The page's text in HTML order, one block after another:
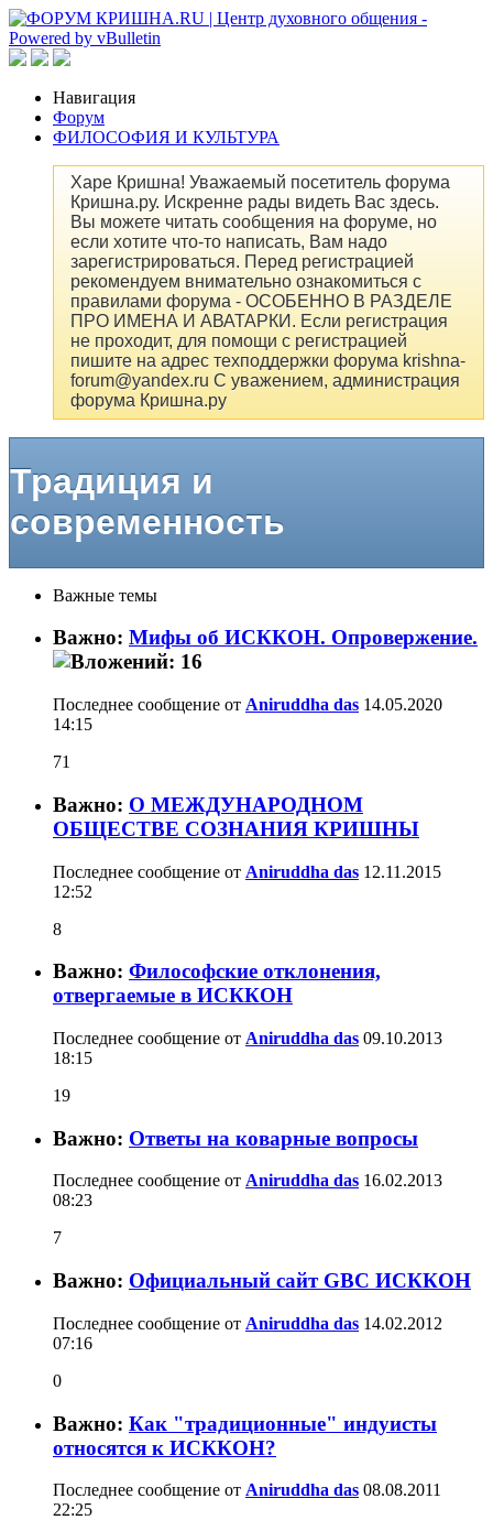
Навигация
Форум
ФИЛОСОФИЯ И КУЛЬТУРА
Харе Кришна! Уважаемый посетитель форума
Кришна.ру. Искренне рады видеть Вас здесь.
Вы можете читать сообщения на форуме, но
если хотите что-то написать, Вам надо
зарегистрироваться. Перед регистрацией
рекомендуем внимательно ознакомиться с
правилами форума - ОСОБЕННО В РАЗДЕЛЕ
ПРО ИМЕНА И АВАТАРКИ. Если регистрация
не проходит, для помощи с регистрацией
пишите на адрес техподдержки форума krishna-
forum@yandex.ru С уважением, администрация
форума Кришна.ру
Традиция и
современность
Важные темы
Важно: Мифы об ИСККОН. Опровержение.
Последнее сообщение от Aniruddha das 14.05.2020
14:15
71
Важно: О МЕЖДУНАРОДНОМ
ОБЩЕСТВЕ СОЗНАНИЯ КРИШНЫ
Последнее сообщение от Aniruddha das 12.11.2015
12:52
8
Важно: Философские отклонения,
отвергаемые в ИСККОН
Последнее сообщение от Aniruddha das 09.10.2013
18:15
19
Важно: Ответы на коварные вопросы
Последнее сообщение от Aniruddha das 16.02.2013
08:23
7
Важно: Официальный сайт GBC ИСККОН
Последнее сообщение от Aniruddha das 14.02.2012
07:16
0
Важно: Как "традиционные" индуисты
относятся к ИСККОН?
Последнее сообщение от Aniruddha das 08.08.2011
22:25